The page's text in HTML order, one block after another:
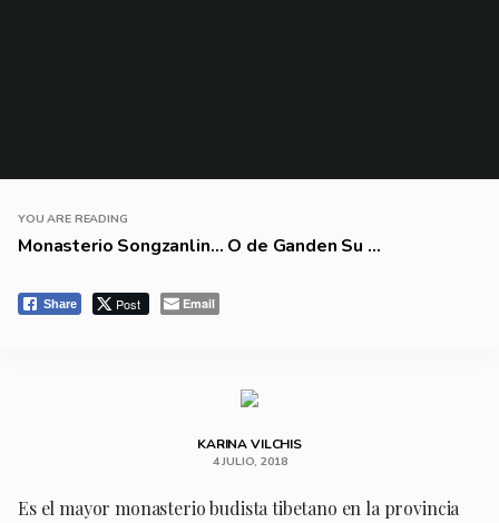
YOU ARE READING
Monasterio Songzanlin… O de Ganden Su ...
Share Post Email
KARINA VILCHIS
4 JULIO, 2018
Es el mayor monasterio budista tibetano en la provincia